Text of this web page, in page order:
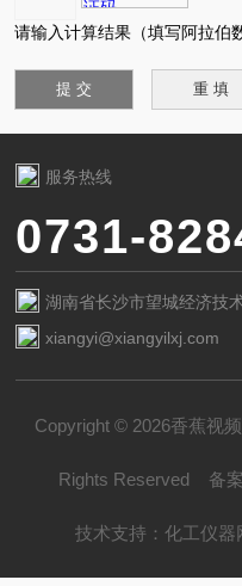
请输入计算结果（填写阿拉伯
服务热线
0731-
湖南省长沙市望城经济技
xiangyi@xiangyilxj.com
Copyright © 2026香蕉视
Rights Reserved 备
技术支持： 化工仪器